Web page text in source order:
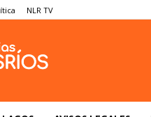
NLR TV